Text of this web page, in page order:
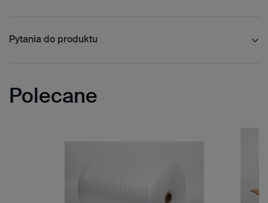
Pytania do produktu
Polecane